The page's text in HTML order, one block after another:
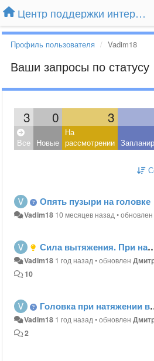
Центр поддержки интернет-магазина Extender24.ru
Профиль пользователя Vadim18
Ваши запросы по статусу
3 0 3
Все Новые
На
рассмотрении
Опять пузыри на головке
Vadim18 10 месяцев назад•обновлен
Сила вытяжения. При надевании штанг не видно насечек.
Vadim18 1 год назад•обновлен
10
Головка при натяжении выходит из камеры. В чём причина?
Vadim18 1 год назад•обновлен
2